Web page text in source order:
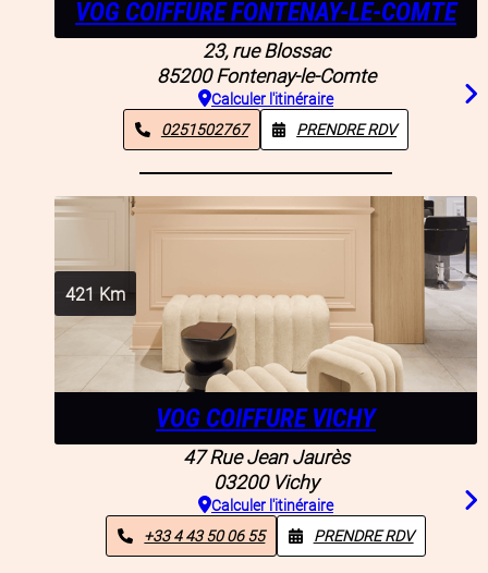
VOG COIFFURE FONTENAY-LE-COMTE
23, rue Blossac
85200 Fontenay-le-Comte
Calculer l'itinéraire
0251502767
PRENDRE RDV
421 Km
VOG COIFFURE VICHY
47 Rue Jean Jaurès
03200 Vichy
Calculer l'itinéraire
+33 4 43 50 06 55
PRENDRE RDV